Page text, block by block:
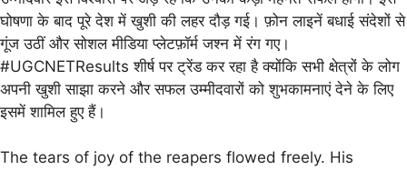
घोषणा के बाद पूरे देश में खुशी की लहर दौड़ गई। फ़ोन लाइनें बधाई संदेशों से
गूंज उठीं और सोशल मीडिया प्लेटफ़ॉर्म जश्न में रंग गए।
#UGCNETResults शीर्ष पर ट्रेंड कर रहा है क्योंकि सभी क्षेत्रों के लोग
अपनी खुशी साझा करने और सफल उम्मीदवारों को शुभकामनाएं देने के लिए
इसमें शामिल हुए हैं।
The tears of joy of the reapers flowed freely. His